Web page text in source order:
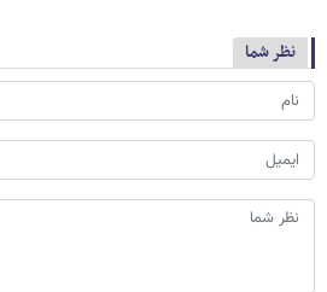
نظر شما